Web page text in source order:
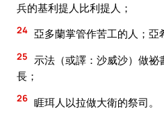
兵的基利提人比利提人；
24 亞多蘭掌管作苦工的人；亞
25 示法（或譯：沙威沙）做祕
長；
26 睚珥人以拉做大衛的祭司。